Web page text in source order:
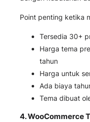
Point penting ketika
Tersedia 30+
Harga tema
tahun
Harga untuk
Ada biaya
Tema dibuat
4. WooCommerce